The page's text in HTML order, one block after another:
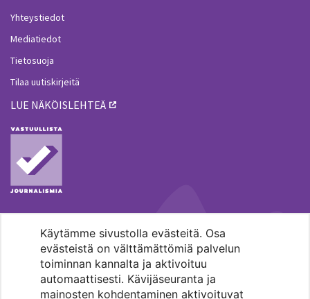
Käytämme sivustolla evästeitä. Osa
evästeistä on välttämättömiä palvelun
toiminnan kannalta ja aktivoituu
automaattisesti. Kävijäseuranta ja
mainosten kohdentaminen aktivoituvat
Yhteystiedot
Mediatiedot
Tietosuoja
Tilaa uutiskirjeitä
LUE NÄKÖISLEHTEÄ
MENOHAKU